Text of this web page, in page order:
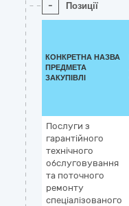
- Позиції
КОНКРЕТНА НАЗВА
ПРЕДМЕТА
ЗАКУПІВЛІ
Послуги з
гарантійного
технічного
обслуговування
та поточного
ремонту
спеціалізованого